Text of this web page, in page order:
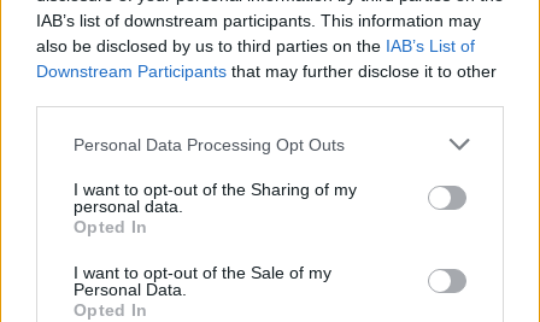
IAB’s list of downstream participants. This information may
also be disclosed by us to third parties on the IAB’s List of
Downstream Participants that may further disclose it to other
Personal Data Processing Opt Outs
I want to opt-out of the Sharing of my
personal data.
Opted In
I want to opt-out of the Sale of my
Personal Data.
Opted In